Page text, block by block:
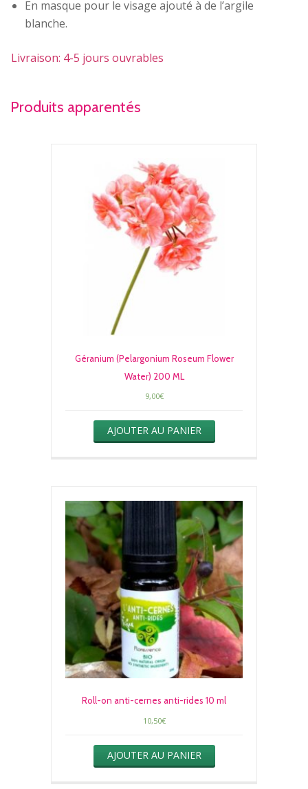
En masque pour le visage ajouté à de l’argile
blanche.
Livraison: 4-5 jours ouvrables
Produits apparentés
Géranium (Pelargonium Roseum Flower
Water) 200 ML
9,00€
AJOUTER AU PANIER
Roll-on anti-cernes anti-rides 10 ml
10,50€
AJOUTER AU PANIER